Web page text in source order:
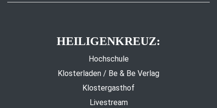
HEILIGENKREUZ:
Hochschule
Klosterladen / Be & Be Verlag
Klostergasthof
Livestream